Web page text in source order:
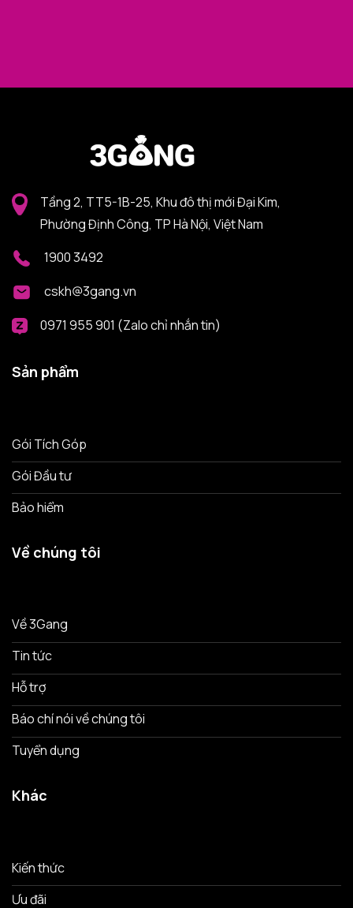
Tầng 2, TT5-1B-25, Khu đô thị mới Đại Kim,
Phường Định Công, TP Hà Nội, Việt Nam
1900 3492
cskh@3gang.vn
0971 955 901 (Zalo chỉ nhắn tin)
Sản phẩm
Gói Tích Góp
Gói Đầu tư
Bảo hiểm
Về chúng tôi
Về 3Gang
Tin tức
Hỗ trợ
Báo chí nói về chúng tôi
Tuyển dụng
Khác
Kiến thức
Ưu đãi